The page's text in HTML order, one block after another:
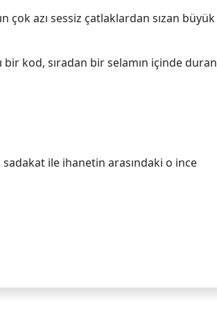
çok azı sessiz çatlaklardan sızan büyük
bir kod, sıradan bir selamın içinde duran
sadakat ile ihanetin arasındaki o ince